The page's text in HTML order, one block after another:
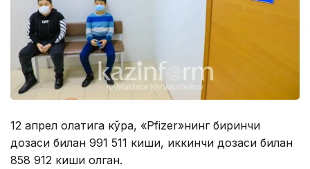
12 апрел ҳолатига кўра, «Pfizer»нинг биринчи
дозаси билан 991 511 киши, иккинчи дозаси билан
858 912 киши олган.